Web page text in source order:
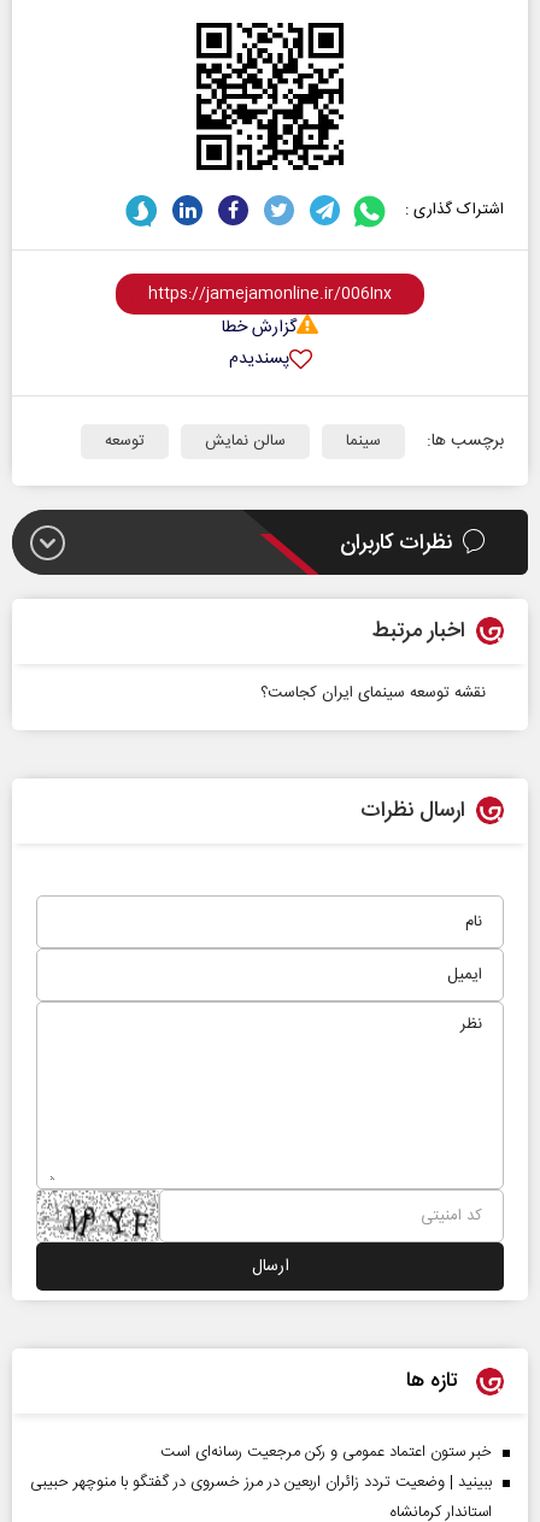
اشتراک گذاری :
گزارش خطا
پسندیدم
برچسب ها: سینما سالن نمایش توسعه
نظرات کاربران
اخبار مرتبط
نقشه توسعه سینمای ایران کجاست؟
ارسال نظرات
تازه ها
خبر ستون اعتماد عمومی و رکن مرجعیت رسانه‌ای است
ببینید | وضعیت تردد زائران اربعین در مرز خسروی در گفتگو با منوچهر حبیبی
استاندار کرمانشاه